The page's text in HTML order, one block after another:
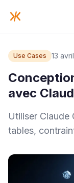
Use Cases 13
avec
Utiliser Claude
tables,